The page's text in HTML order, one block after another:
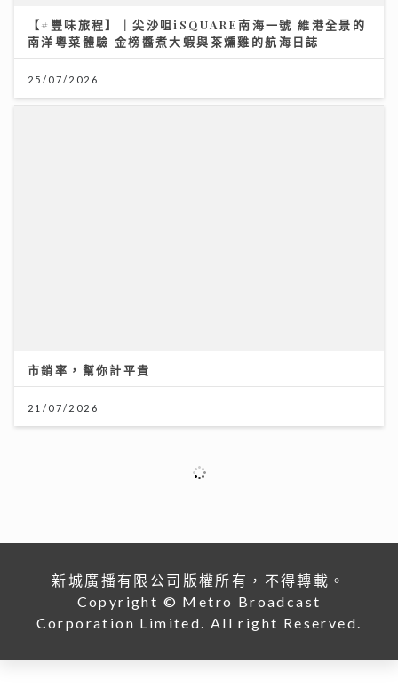
【#豐味旅程】｜尖沙咀iSQUARE南海一號 維港全景的
南洋粵菜體驗 金榜醬煮大蝦與茶燻雞的航海日誌
25/07/2026
市銷率，幫你計平貴
21/07/2026
新城廣播有限公司版權所有，不得轉載。
Copyright © Metro Broadcast
Corporation Limited. All right Reserved.